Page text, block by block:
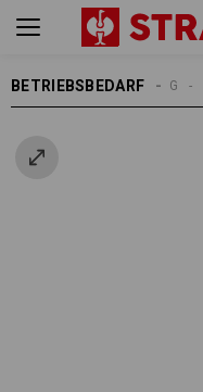
BETRIEBSBEDARFREINIGUNG